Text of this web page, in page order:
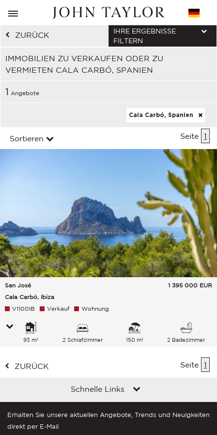
ZURÜCK
IMMOBILIEN ZU VERKAUFEN ODER ZU
VERMIETEN CALA CARBÓ, SPANIEN
IHRE ERGEBNISSE
FILTERN
1 Angebote
Cala Carbó, Spanien
Sortieren Seite 1
San José
Cala Carbó, Ibiza
1 395 000 EUR
V1100IB Verkauf Wohnung
93 m² 2 Schlafzimmer 150 m² 2 Badezimmer
ZURÜCK Seite 1
Schnelle Links
Erhalten Sie unsere aktuellen Angebote, Trends und Neuigkeiten
direkt per E-Mail